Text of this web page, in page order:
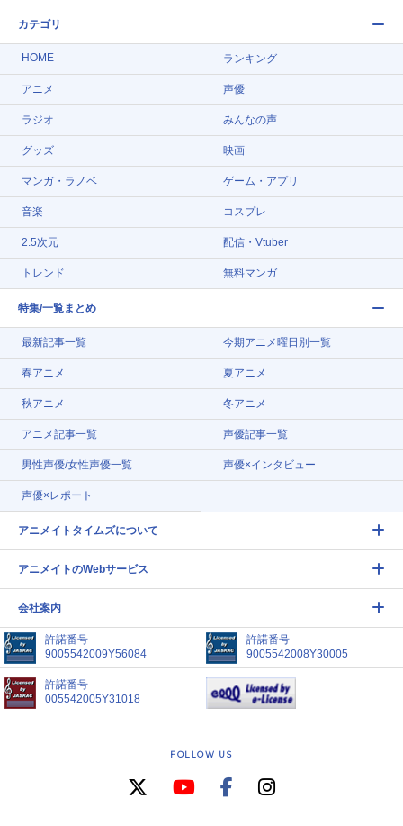
カテゴリ
HOME ランキング
アニメ 声優
ラジオ みんなの声
グッズ 映画
マンガ・ラノベ ゲーム・アプリ
音楽 コスプレ
2.5次元 配信・Vtuber
トレンド 無料マンガ
特集/一覧まとめ
最新記事一覧 今期アニメ曜日別一覧
春アニメ 夏アニメ
秋アニメ 冬アニメ
アニメ記事一覧 声優記事一覧
男性声優/女性声優一覧 声優×インタビュー
声優×レポート
アニメイトタイムズについて
アニメイトのWebサービス
会社案内
許諾番号
9005542009Y56084
許諾番号
9005542008Y30005
許諾番号
005542005Y31018
FOLLOW US